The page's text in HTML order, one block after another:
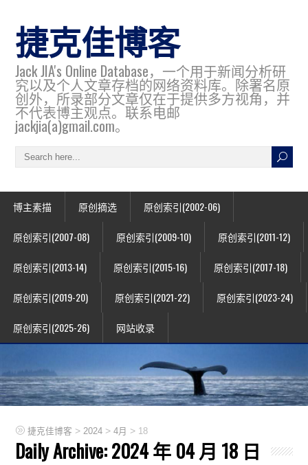
捷克佳博客
Jack JIA's Online Database，一个用于新闻分析研
究以及个人文章存档的网络资料库。除署名原
创外，所录部分文章仅在于提供多方视角，并
不代表博主观点。联系电邮
jackjia(a)gmail.com。
博主素描 原创摘选 原创索引(2002-06)
原创索引(2007-08) 原创索引(2009-10) 原创索引(2011-12)
原创索引(2013-14) 原创索引(2015-16) 原创索引(2017-18)
原创索引(2019-20) 原创索引(2021-22) 原创索引(2023-24)
原创索引(2025-26) 网站收录
捷克佳博客 > 2024 >4月 > 18
Daily Archive:2024 年 04 月 18 日